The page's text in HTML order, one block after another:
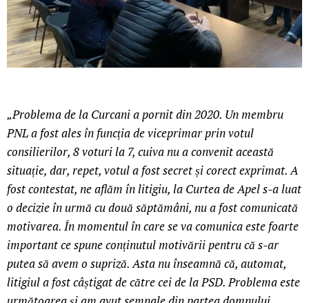
„Problema de la Curcani a pornit din 2020. Un membru
PNL a fost ales în funcția de viceprimar prin votul
consilierilor, 8 voturi la 7, cuiva nu a convenit această
situație, dar, repet, votul a fost secret și corect exprimat. A
fost contestat, ne aflăm în litigiu, la Curtea de Apel s-a luat
o decizie în urmă cu două săptămâni, nu a fost comunicată
motivarea. În momentul în care se va comunica este foarte
important ce spune conținutul motivării pentru că s-ar
putea să avem o supriză. Asta nu înseamnă că, automat,
litigiul a fost câștigat de către cei de la PSD. Problema este